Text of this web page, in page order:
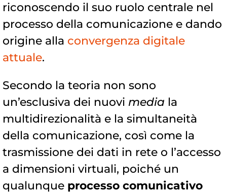
riconoscendo il suo ruolo centrale nel
processo della comunicazione e dando
origine alla convergenza digitale
attuale.
Secondo la teoria non sono
un’esclusiva dei nuovi media la
multidirezionalità e la simultaneità
della comunicazione, così come la
trasmissione dei dati in rete o l’accesso
a dimensioni virtuali, poiché un
qualunque processo comunicativo